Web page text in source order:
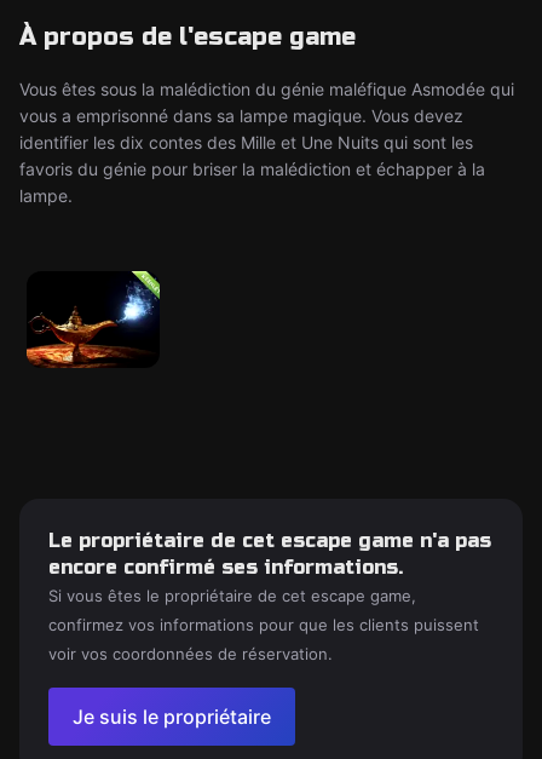
À propos de l'escape game
Vous êtes sous la malédiction du génie maléfique Asmodée qui
vous a emprisonné dans sa lampe magique. Vous devez
identifier les dix contes des Mille et Une Nuits qui sont les
favoris du génie pour briser la malédiction et échapper à la
lampe.
Le propriétaire de cet escape game n'a pas
encore confirmé ses informations.
Si vous êtes le propriétaire de cet escape game,
confirmez vos informations pour que les clients puissent
voir vos coordonnées de réservation.
Je suis le propriétaire